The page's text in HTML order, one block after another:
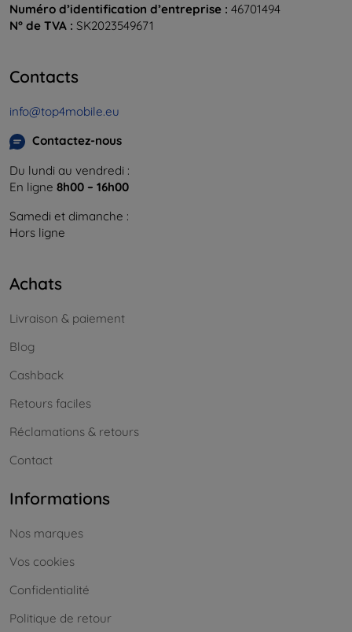
Numéro d’identification d’entreprise : 46701494
N° de TVA : SK2023549671
Contacts
info@top4mobile.eu
Contactez-nous
Du lundi au vendredi :
En ligne 8h00 – 16h00
Samedi et dimanche :
Hors ligne
Achats
Livraison & paiement
Blog
Cashback
Retours faciles
Réclamations & retours
Contact
Informations
Nos marques
Vos cookies
Confidentialité
Politique de retour